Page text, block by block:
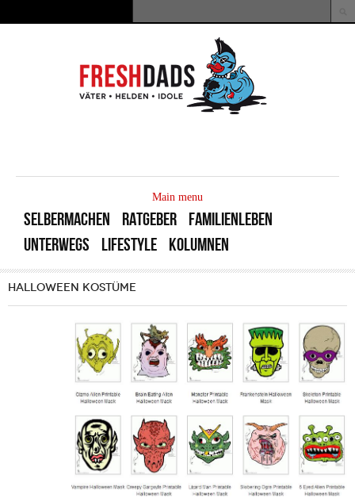
Suchformular
Main menu
SELBERMACHEN RATGEBER
FAMILIENLEBEN
UNTERWEGS
LIFESTYLE KOLUMNEN
HALLOWEEN KOSTÜME